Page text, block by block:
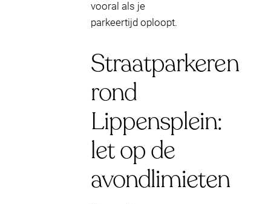
vooral als je
parkeertijd oploopt.
Straatparkeren
rond
Lippensplein:
let op de
avondlimieten